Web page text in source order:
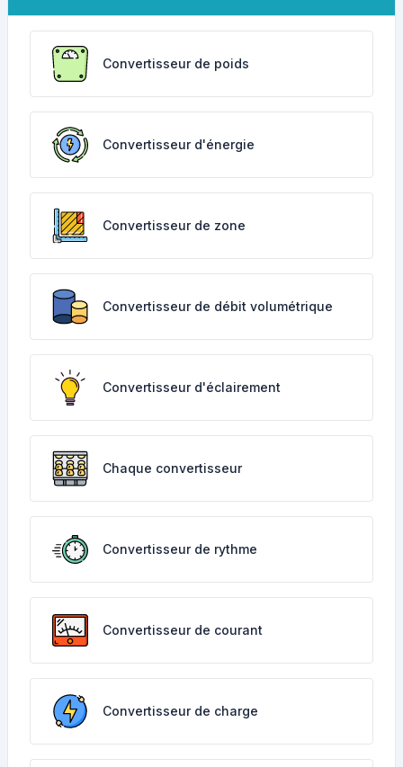
Convertisseur de poids
Convertisseur d'énergie
Convertisseur de zone
Convertisseur de débit volumétrique
Convertisseur d'éclairement
Chaque convertisseur
Convertisseur de rythme
Convertisseur de courant
Convertisseur de charge